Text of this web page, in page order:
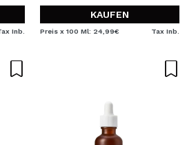
Inb.
KAUFEN
Preis x 100 Ml: 24,99€ Tax Inb.